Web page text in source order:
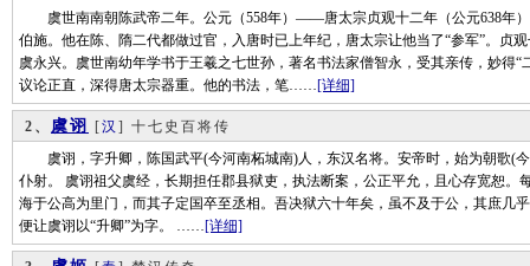
虞世南南朝陈武帝二年。公元（558年）——唐太宗贞观十二年（公元638年）
伯施。他在陈、隋二代都做过官，入唐时已上年纪，唐太宗让他当了“参军”。贞
虞永兴。虞世南幼年学书于王羲之七世孙，著名书法家僧智永，受其亲传，妙得
议论正直，深得唐太宗器重。他的书法，笔……[详细]
2、 虞诩 [汉 ] 十七史百将传
虞诩，字升卿，陈国武平(今河南柘城南)人，东汉名将。安帝时，始为朝歌(
仆射。 虞诩祖父虞经，长期担任郡县狱吏，执法断案，公正平允，且心存宽恕。
海于公高为里门，而其子定国卒至丞相。吾决狱六十年矣，虽不及于公，其庶几
便让虞诩以“升卿”为字。 ……[详细]